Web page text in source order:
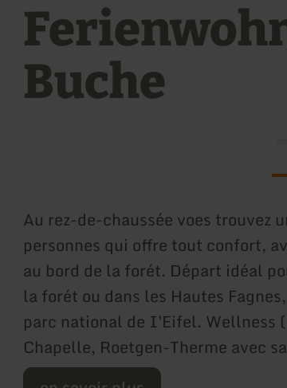
Buche
Au rez-de-chaussée voes trouvez
personnes qui offre tout confort,
au bord de la forét. Départ idéal
la forét ou dans les Hautes
parc national de I'Eifel. Wellness
Chapelle, Roetgen-Therme avec